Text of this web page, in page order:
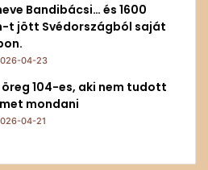
Bandibácsi… és 1600
t jött Svédországból saját
04-23
öreg 104-es, aki nem tudott
mondani
04-21